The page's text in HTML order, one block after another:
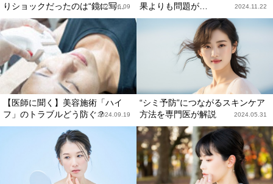
りショックだったのは“鏡に写...
2025.06.09
果よりも問題が…
2024.11.22
【医師に聞く】美容施術「ハイ
フ」のトラブルどう防ぐ？2024.09.19
“シミ予防”につながるスキンケア
方法を専門医が解説
2024.05.31